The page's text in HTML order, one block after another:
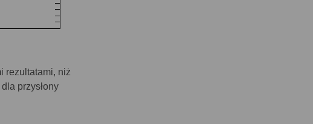
rezultatami, niż
przysłony